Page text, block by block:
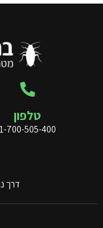
טלפון
1-700-505-400
דרך נגבה 71,